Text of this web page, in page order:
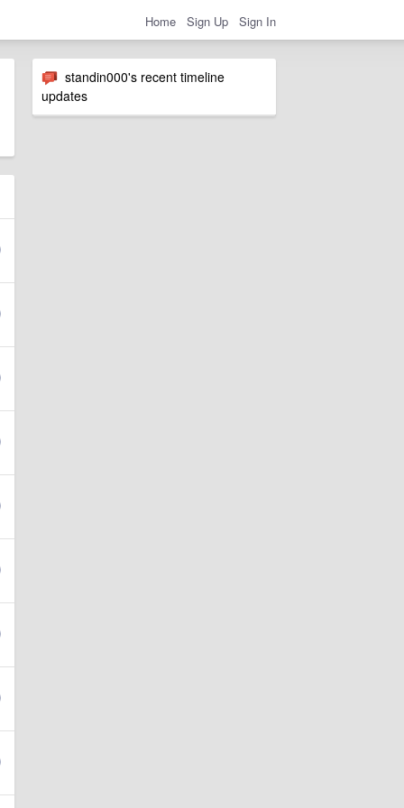
Home Sign Up Sign In
standin000's recent timeline
updates